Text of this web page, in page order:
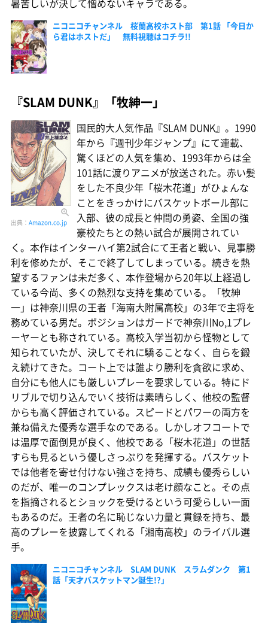
ニコニコチャンネル 桜蘭高校ホスト部 第1話 「今日か
ら君はホストだ」 無料視聴はコチラ!!
『SLAM DUNK』「牧紳一」
出典： Amazon.co.jp
国民的大人気作品『SLAM DUNK』。1990
年から『週刊少年ジャンプ』にて連載、
驚くほどの人気を集め、1993年からは全
101話に渡りアニメが放送された。赤い髪
をした不良少年「桜木花道」がひょんな
ことをきっかけにバスケットボール部に
入部、彼の成長と仲間の勇姿、全国の強
豪校たちとの熱い試合が展開されてい
く。本作はインターハイ第2試合にて王者と戦い、見事勝
利を修めたが、そこで終了してしまっている。続きを熱
望するファンは未だ多く、本作登場から20年以上経過し
ている今尚、多くの熱烈な支持を集めている。「牧紳
一」は神奈川県の王者「海南大附属高校」の3年で主将を
務めている男だ。ポジションはガードで神奈川No,1プレ
ーヤーとも称されている。高校入学当初から怪物として
知られていたが、決してそれに驕ることなく、自らを鍛
え続けてきた。コート上では誰より勝利を貪欲に求め、
自分にも他人にも厳しいプレーを要求している。特にド
リブルで切り込んでいく技術は素晴らしく、他校の監督
からも高く評価されている。スピードとパワーの両方を
兼ね備えた優秀な選手なのである。しかしオフコートで
は温厚で面倒見が良く、他校である「桜木花道」の世話
すらも見るという優しさっぷりを発揮する。バスケット
では他者を寄せ付けない強さを持ち、成績も優秀らしい
のだが、唯一のコンプレックスは老け顔なこと。その点
を指摘されるとショックを受けるという可愛らしい一面
もあるのだ。王者の名に恥じない力量と貫録を持ち、最
高のプレーを披露してくれる「湘南高校」のライバル選
手。
ニコニコチャンネル SLAM DUNK スラムダンク 第1
話「天才バスケットマン誕生!?」